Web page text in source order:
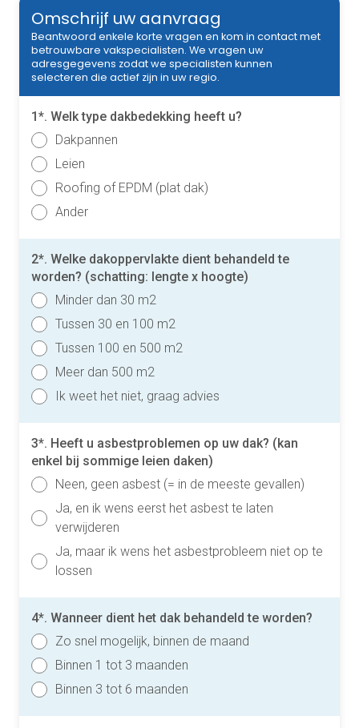
Omschrijf uw aanvraag
Beantwoord enkele korte vragen en kom in contact met
betrouwbare vakspecialisten. We vragen uw
adresgegevens zodat we specialisten kunnen
selecteren die actief zijn in uw regio.
1*. Welk type dakbedekking heeft u?
Dakpannen
Leien
Roofing of EPDM (plat dak)
Ander
2*. Welke dakoppervlakte dient behandeld te
worden? (schatting: lengte x hoogte)
Minder dan 30 m2
Tussen 30 en 100 m2
Tussen 100 en 500 m2
Meer dan 500 m2
Ik weet het niet, graag advies
3*. Heeft u asbestproblemen op uw dak? (kan
enkel bij sommige leien daken)
Neen, geen asbest (= in de meeste gevallen)
Ja, en ik wens eerst het asbest te laten
verwijderen
Ja, maar ik wens het asbestprobleem niet op te
lossen
4*. Wanneer dient het dak behandeld te worden?
Zo snel mogelijk, binnen de maand
Binnen 1 tot 3 maanden
Binnen 3 tot 6 maanden